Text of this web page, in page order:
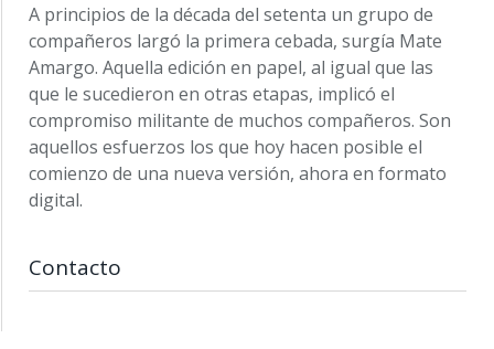
A principios de la década del setenta un grupo de
compañeros largó la primera cebada, surgía Mate
Amargo. Aquella edición en papel, al igual que las
que le sucedieron en otras etapas, implicó el
compromiso militante de muchos compañeros. Son
aquellos esfuerzos los que hoy hacen posible el
comienzo de una nueva versión, ahora en formato
digital.
Contacto